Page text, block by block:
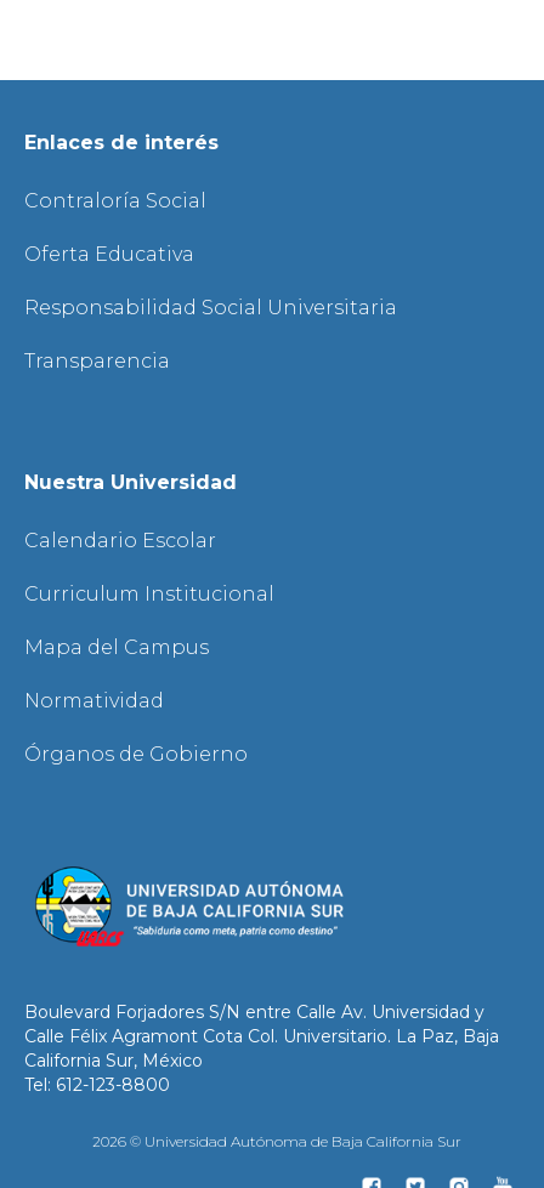
Enlaces de interés
Contraloría Social
Oferta Educativa
Responsabilidad Social Universitaria
Transparencia
Nuestra Universidad
Calendario Escolar
Curriculum Institucional
Mapa del Campus
Normatividad
Órganos de Gobierno
Boulevard Forjadores S/N entre Calle Av. Universidad y
Calle Félix Agramont Cota Col. Universitario. La Paz, Baja
California Sur, México
Tel: 612-123-8800
2026 © Universidad Autónoma de Baja California Sur